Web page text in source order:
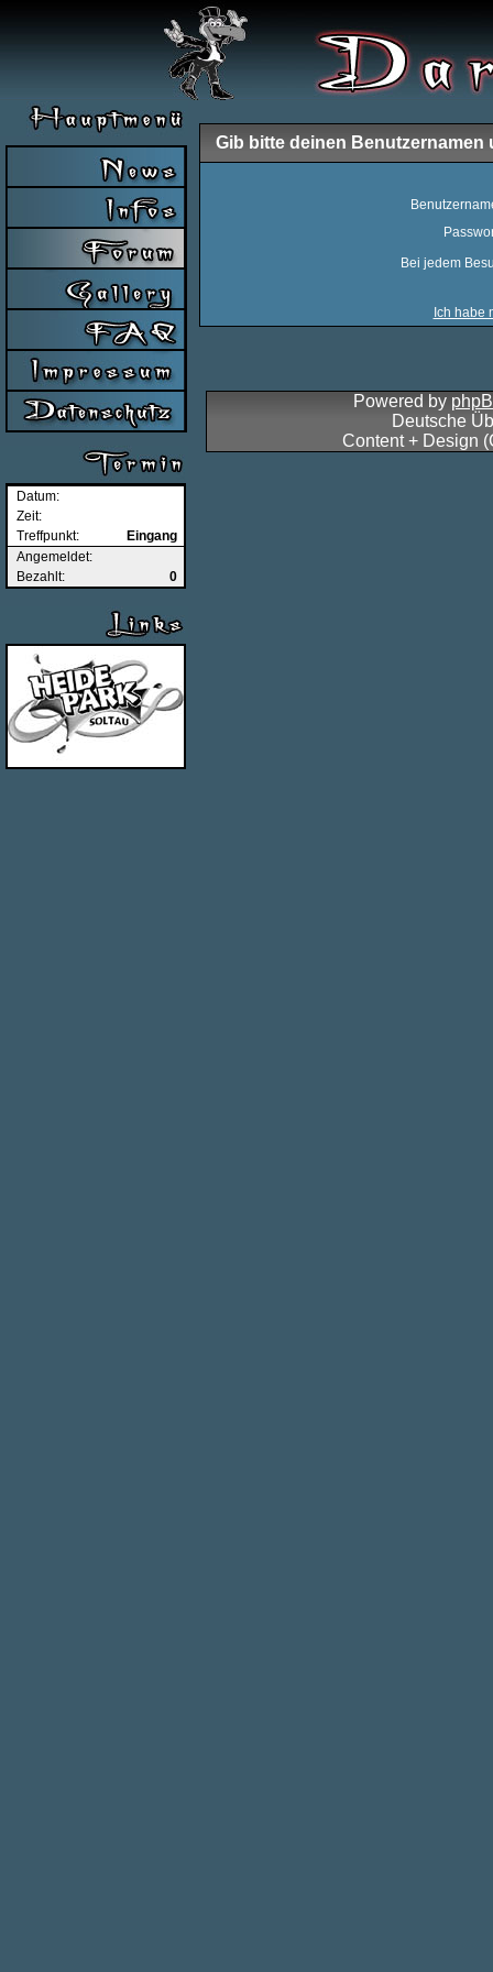
Datum:
Zeit:
Treffpunkt:
Eingang
Angemeldet:
Bezahlt:
0
Gib bitte deinen
Bei jedem
Ich habe
Powered by
Deutsche
Content + Design